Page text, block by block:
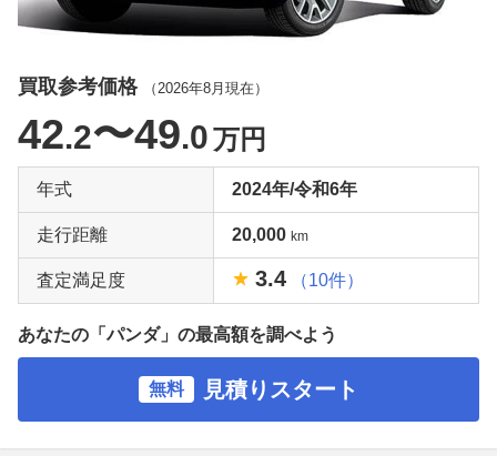
買取参考価格 （ 2026年8月 現在）
42.2〜49.0万円
年式 2024年/令和6年
走行距離 20,000 km
査定満足度 3.4 （10件）
あなたの「パンダ」の最高額を調べよう
無料 見積りスタート